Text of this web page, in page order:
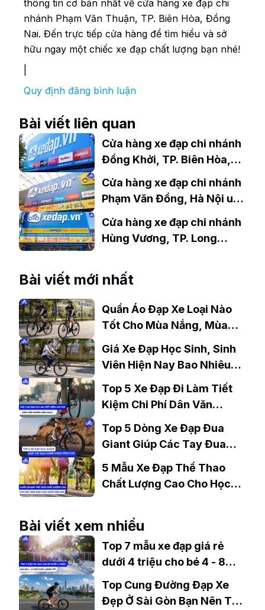
thông tin cơ bản nhất về cửa hàng xe đạp chi
nhánh Phạm Văn Thuận, TP. Biên Hòa, Đồng
Nai. Đến trực tiếp cửa hàng để tìm hiểu và sở
hữu ngay một chiếc xe đạp chất lượng bạn nhé!
Quy định đăng bình luận
Bài viết liên quan
Cửa hàng xe đạp chi nhánh
Đồng Khởi, TP. Biên Hòa,
Đồng Nai
Cửa hàng xe đạp chi nhánh
Phạm Văn Đồng, Hà Nội uy
tín
Cửa hàng xe đạp chi nhánh
Hùng Vương, TP. Long
Bài viết mới nhất
Quần Áo Đạp Xe Loại Nào
Tốt Cho Mùa Nắng, Mùa
Giá Xe Đạp Học Sinh, Sinh
Viên Hiện Nay Bao Nhiêu?
Top 5 Xe Đạp Đi Làm Tiết
Kiệm Chi Phí Dân Văn
Top 5 Dòng Xe Đạp Đua
Giant Giúp Các Tay Đua
Chinh Phục Đỉnh Cao
5 Mẫu Xe Đạp Thể Thao
Chất Lượng Cao Cho Học
Bài viết xem nhiều
Top 7 mẫu xe đạp giá rẻ
dưới 4 triệu cho bé 4 - 8
tuổi chất lượng tốt
Top Cung Đường Đạp Xe
Đẹp Ở Sài Gòn Bạn Nên Thử